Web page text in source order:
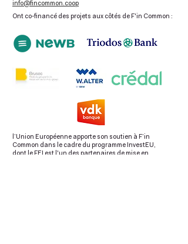
info@fincommon.coop
Ont co-financé des projets aux côtés de F'in Common :
l’Union Européenne apporte son soutien à F’in
Common dans le cadre du programme InvestEU,
dont le FEI est l'un des partenaires de mise en